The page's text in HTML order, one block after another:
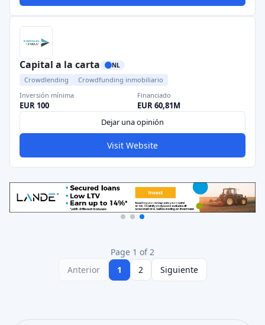
Capital a la carta NL
Crowdlending
Crowdfunding inmobiliario
Inversión mínima
EUR 100
Financiado
EUR 60,81M
Dejar una opinión
Visit Website
Page 1 of 2
Anterior
1 2 Siguiente